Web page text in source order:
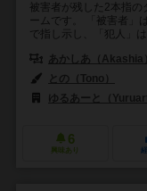
被害者が残した2本指
ームです。 「被害者」
で指し示し、「犯人」
あかしあ（Akashia）
との（Tono）
ゆるあーと（Yuruart
6
興味あり